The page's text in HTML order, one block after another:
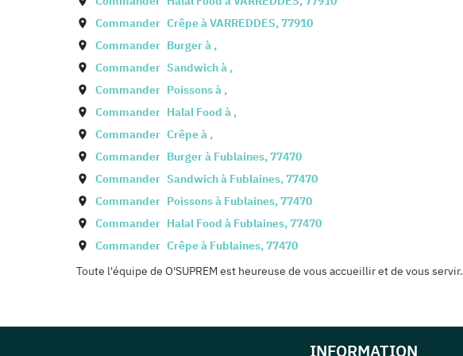
Commander Crêpe àVARREDDES,77910
Commander Burger à ,
Commander Sandwich à ,
Commander Poissons à ,
Commander Halal Food à ,
Commander Crêpe à ,
Commander Burger à Fublaines,77470
Commander Sandwich à Fublaines,77470
Commander Poissons à Fublaines,77470
Commander Halal Food à Fublaines,77470
Commander Crêpe à Fublaines,77470
Toute l'équipe de O'SUPREM est heureuse de vous accueillir et de vous servir.
INFORMATION